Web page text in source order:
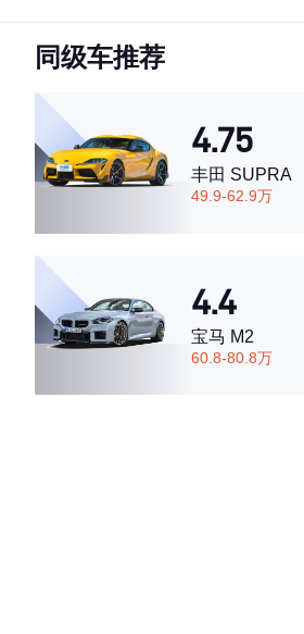
·外观表现一般，低于66%同级车
·空间表现较为优秀，优于89%同级车
同级车推荐
4.75
丰田 SUPRA
49.9-62.9万
4.4
宝马 M2
60.8-80.8万